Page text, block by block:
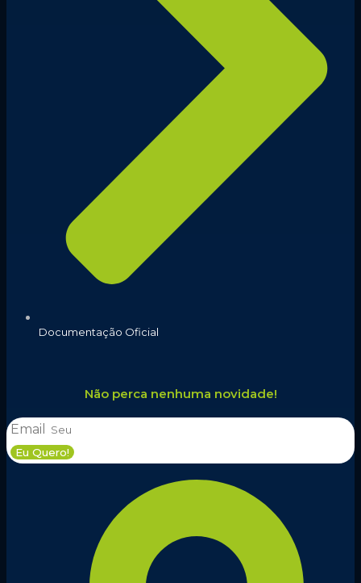
Documentação Oficial
Não perca nenhuma novidade!
Email
Eu Quero!